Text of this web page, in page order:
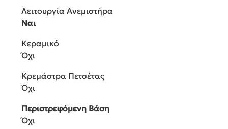
Λειτουργία Ανεμιστήρα
Ναι
Κεραμικό
Όχι
Κρεμάστρα Πετσέτας
Όχι
Περιστρεφόμενη Βάση
Όχι